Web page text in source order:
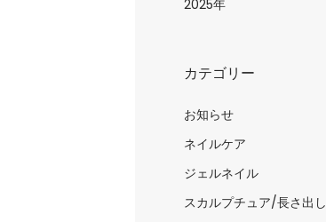
2025年
カテゴリー
お知らせ
ネイルケア
ジェルネイル
スカルプチュア/長さ出し